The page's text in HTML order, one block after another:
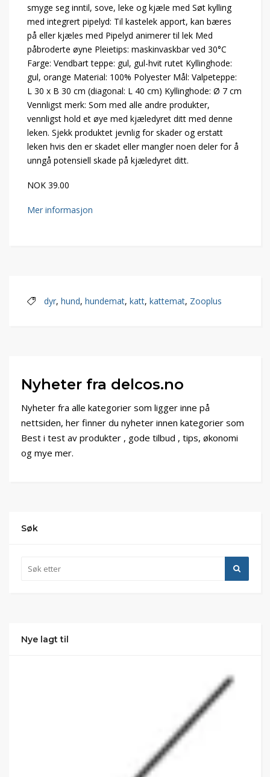
smyge seg inntil, sove, leke og kjæle med Søt kylling
med integrert pipelyd: Til kastelek apport, kan bæres
på eller kjæles med Pipelyd animerer til lek Med
påbroderte øyne Pleietips: maskinvaskbar ved 30°C
Farge: Vendbart teppe: gul, gul-hvit rutet Kyllinghode:
gul, orange Material: 100% Polyester Mål: Valpeteppe:
L 30 x B 30 cm (diagonal: L 40 cm) Kyllinghode: Ø 7 cm
Vennligst merk: Som med alle andre produkter,
vennligst hold et øye med kjæledyret ditt med denne
leken. Sjekk produktet jevnlig for skader og erstatt
leken hvis den er skadet eller mangler noen deler for å
unngå potensiell skade på kjæledyret ditt.
NOK 39.00
Mer informasjon
dyr, hund, hundemat, katt, kattemat, Zooplus
Nyheter fra delcos.no
Nyheter fra alle kategorier som ligger inne på
nettsiden, her finner du nyheter innen kategorier som
Best i test av produkter , gode tilbud , tips, økonomi
og mye mer.
Søk
Nye lagt til